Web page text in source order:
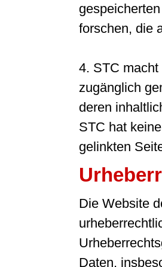
forschen, die
4. STC
zugänglich
deren
STC hat
gelinkten
Die Website
Daten,